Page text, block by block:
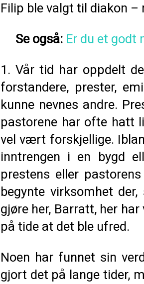
Filip ble valgt til diakon
Se også: Er du et godt
1. Vår tid har oppdelt
forstandere, prester,
kunne nevnes andre.
pastorene har ofte hatt
vel vært forskjellige.
inntrengen i en bygd
prestens eller
begynte virksomhet
gjøre her, Barratt, her
på tide at det ble ufred.
Noen har funnet sin
gjort det på lange tider,